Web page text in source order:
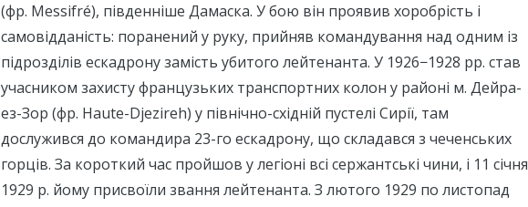
(фр. Messifré), південніше Дамаска. У бою він проявив хоробрість і
самовідданість: поранений у руку, прийняв командування над одним із
підрозділів ескадрону замість убитого лейтенанта. У 1926−1928 рр. став
учасником захисту французьких транспортних колон у районі м. Дейра-
ез-Зор (фр. Haute-Djezireh) у північно-східній пустелі Сирії, там
дослужився до командира 23-го ескадрону, що складався з чеченських
горців. За короткий час пройшов у легіоні всі сержантські чини, і 11 січня
1929 р. йому присвоїли звання лейтенанта. З лютого 1929 по листопад